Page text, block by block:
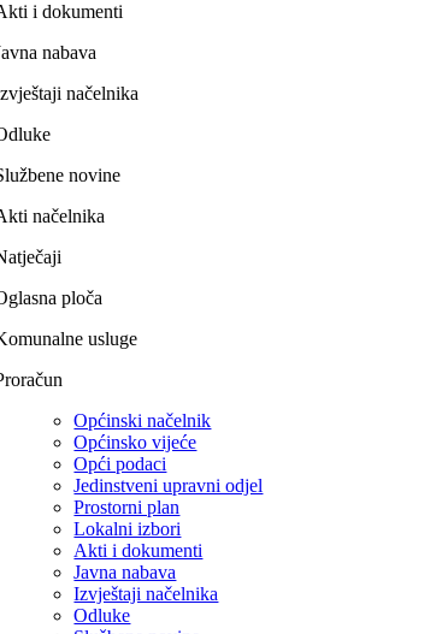
i dokumenti
nabava
načelnika
novine
načelnika
ploča
usluge
Općinski načelnik
Općinsko vijeće
Opći podaci
Jedinstveni upravni odjel
Prostorni plan
Lokalni izbori
Akti i dokumenti
Javna nabava
Izvještaji načelnika
Odluke